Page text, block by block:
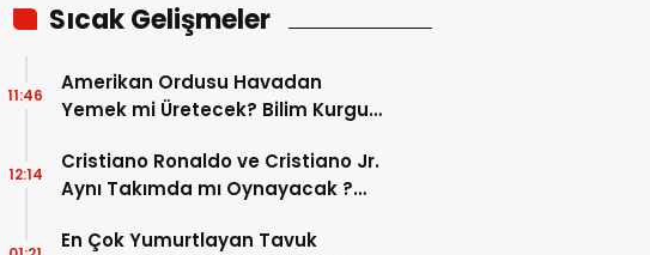
Sıcak Gelişmeler
Amerikan Ordusu Havadan
Yemek mi Üretecek? Bilim Kurgu
11:46
Cristiano Ronaldo ve Cristiano Jr.
Aynı Takımda mı Oynayacak ?
Dönemimi Başlıyor ?
12:14
En Çok Yumurtlayan Tavuk